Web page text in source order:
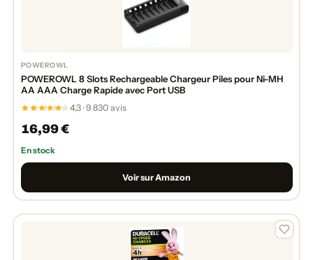
POWEROWL
POWEROWL 8 Slots Rechargeable Chargeur Piles pour Ni-MH
AA AAA Charge Rapide avec Port USB
4,3 · 9 830 avis
16,99 €
En stock
Voir sur Amazon